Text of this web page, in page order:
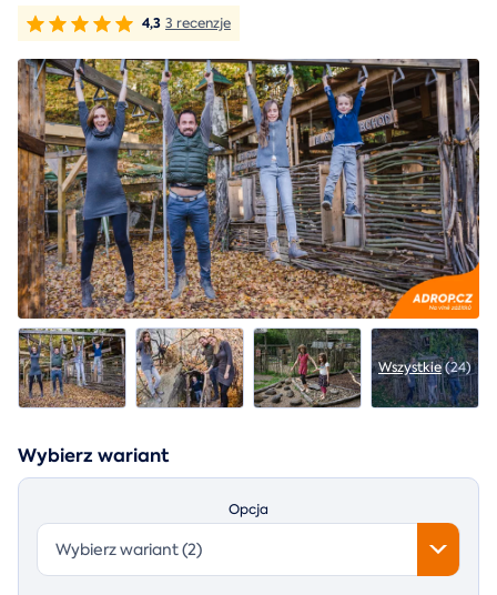
4,3 3 recenzje
Wszystkie(24)
Wybierz wariant
Opcja
Wybierz wariant (2)